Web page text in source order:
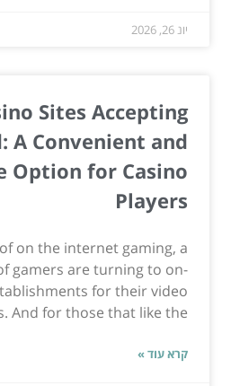
יונ 26, 2026
Sites Accepting
A Convenient and
Option for Casino
Players
on the internet gaming, a
gamers are turning to on-
for their video
And for those that like the...
קרא עוד »